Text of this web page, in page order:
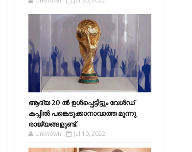
ആദ്യ 20 ല്‍ ഉള്‍പ്പെട്ടിട്ടും വേള്‍ഡ്
കപ്പില്‍ പങ്കെടുക്കാനാവാത്ത മൂന്നു
രാജ്യങ്ങളുണ്ട്.
Unknown Jul 10, 2022